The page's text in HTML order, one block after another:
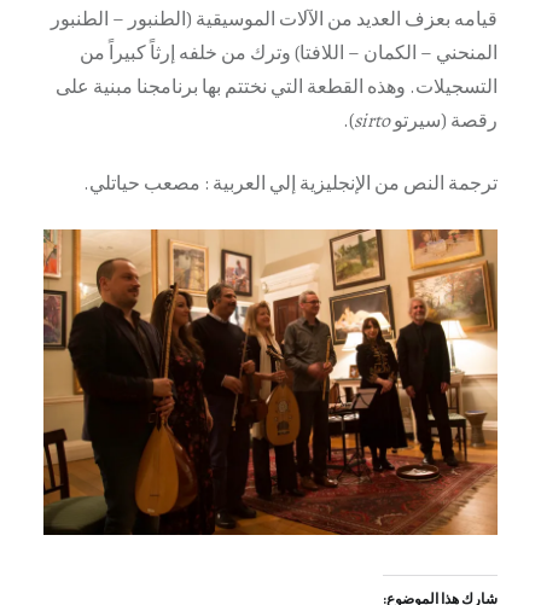
قيامه بعزف العديد من الآلات الموسيقية (الطنبور – الطنبور
المنحني – الكمان – اللافتا) وترك من خلفه إرثاً كبيراً من
التسجيلات. وهذه القطعة التي نختتم بها برنامجنا مبنية على
رقصة (سيرتوsirto
).
ترجمة النص من الإنجليزية إلي العربية : مصعب حياتلي.
شارك هذا الموضوع: